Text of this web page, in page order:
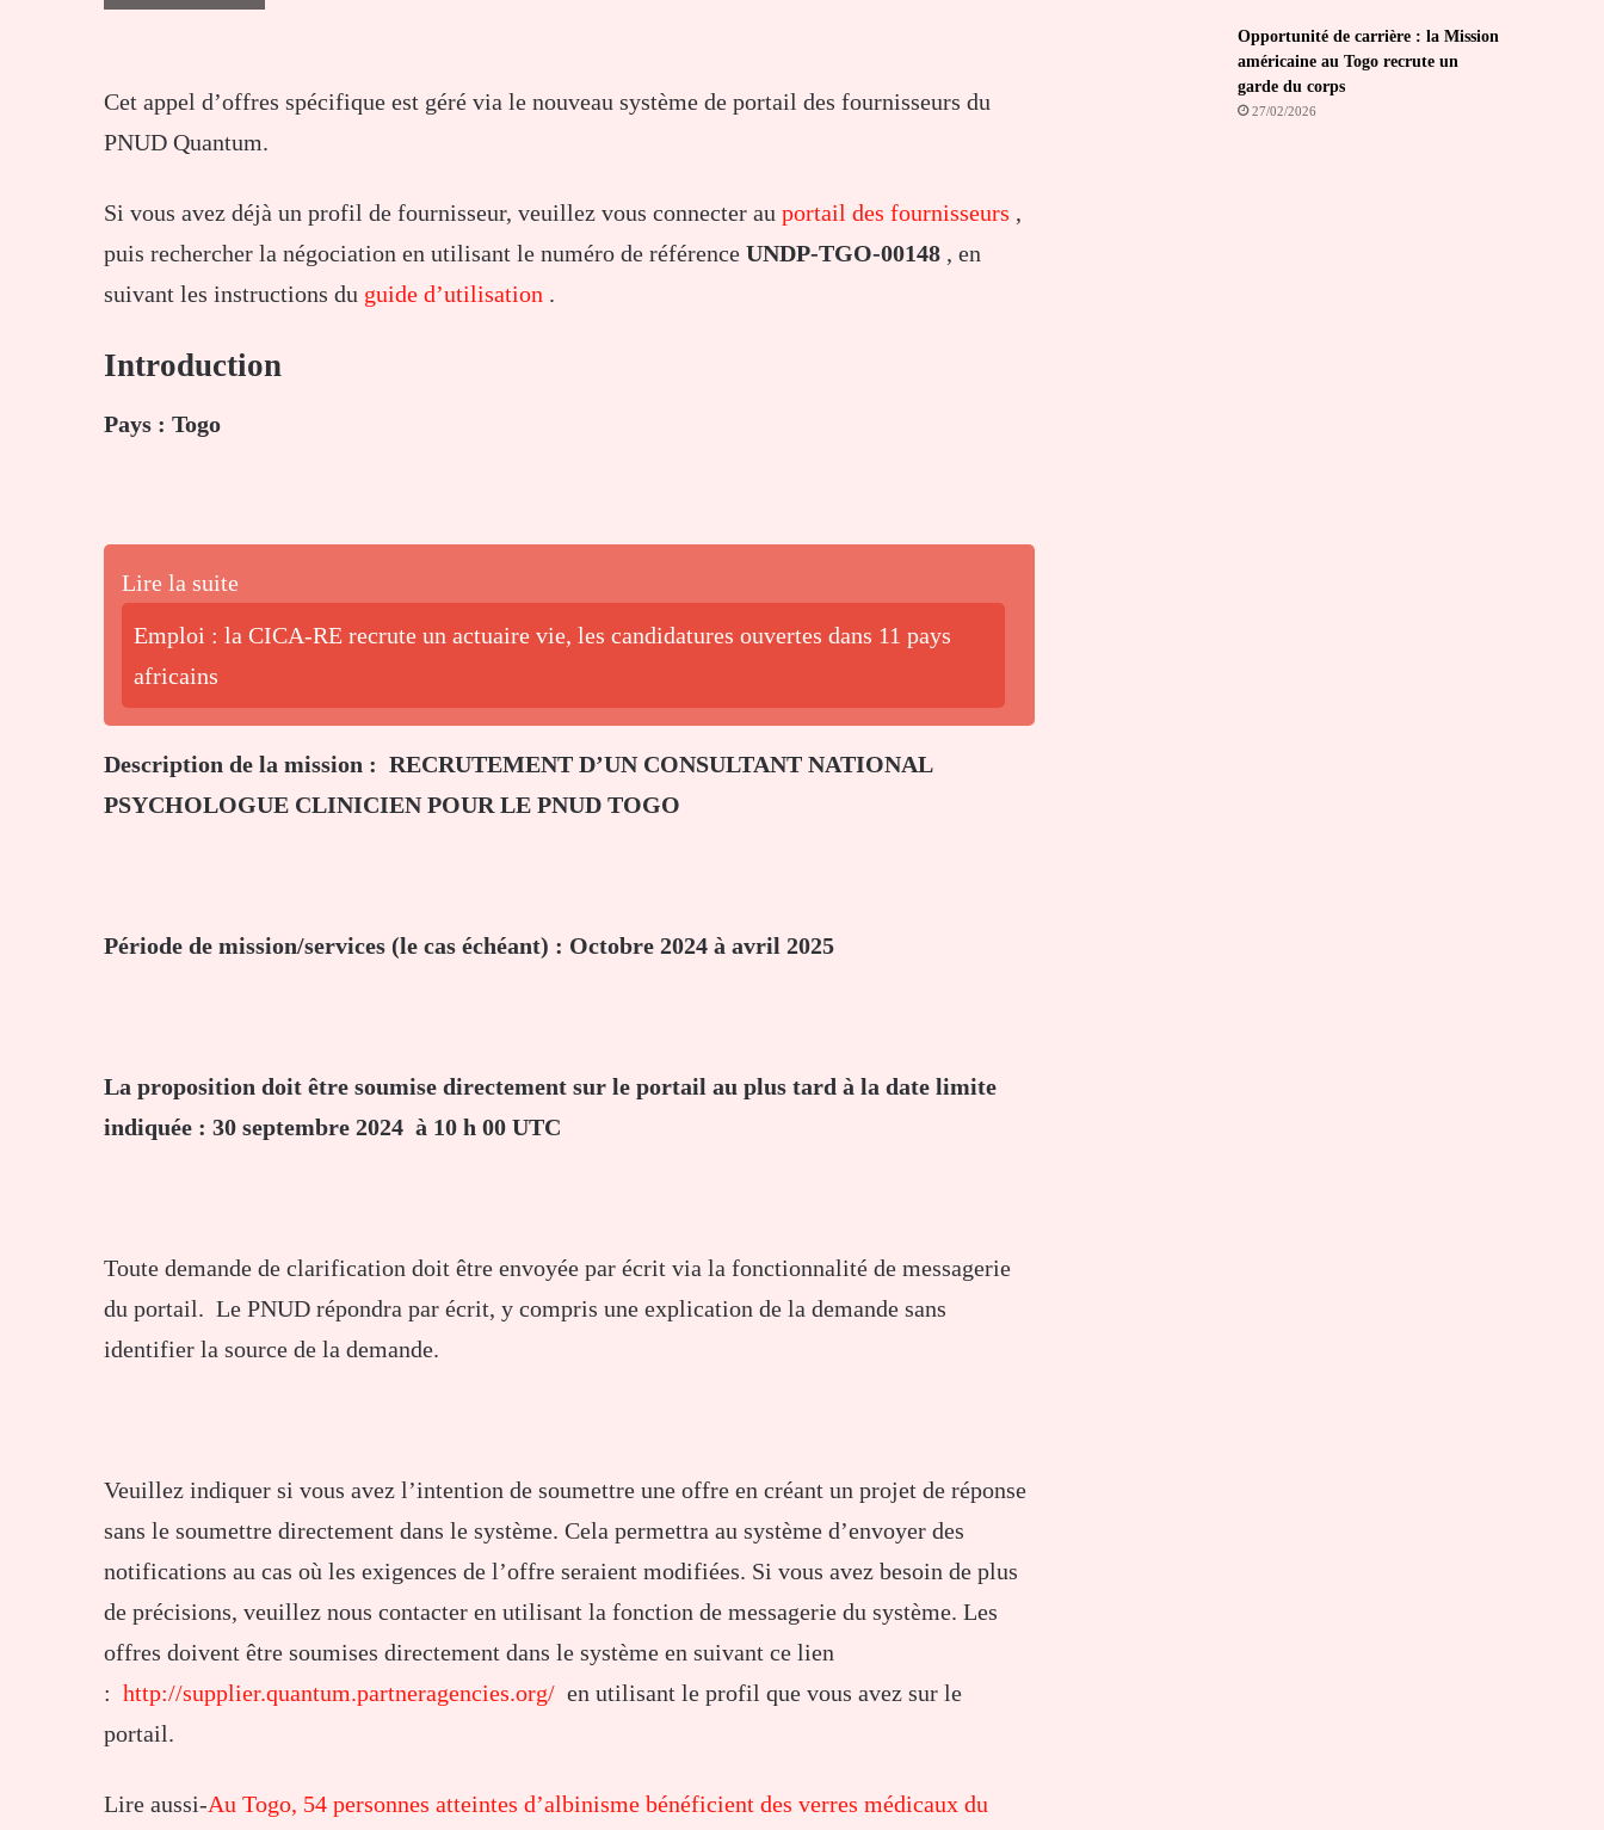
Cet appel d’offres spécifique est géré via le nouveau système de portail des fournisseurs du
PNUD Quantum.
Si vous avez déjà un profil de fournisseur, veuillez vous connecter au portail des fournisseurs ,
puis rechercher la négociation en utilisant le numéro de référence UNDP-TGO-00148 , en
suivant les instructions du guide d’utilisation .
Introduction
Pays : Togo
Lire la suite
Emploi : la CICA-RE recrute un actuaire vie, les candidatures ouvertes dans 11 pays
africains
Description de la mission : RECRUTEMENT D’UN CONSULTANT NATIONAL
PSYCHOLOGUE CLINICIEN POUR LE PNUD TOGO
Période de mission/services (le cas échéant) : Octobre 2024 à avril 2025
La proposition doit être soumise directement sur le portail au plus tard à la date limite
indiquée : 30 septembre 2024 à 10 h 00 UTC
Toute demande de clarification doit être envoyée par écrit via la fonctionnalité de messagerie
du portail. Le PNUD répondra par écrit, y compris une explication de la demande sans
identifier la source de la demande.
Veuillez indiquer si vous avez l’intention de soumettre une offre en créant un projet de réponse
sans le soumettre directement dans le système. Cela permettra au système d’envoyer des
notifications au cas où les exigences de l’offre seraient modifiées. Si vous avez besoin de plus
de précisions, veuillez nous contacter en utilisant la fonction de messagerie du système. Les
offres doivent être soumises directement dans le système en suivant ce lien
: http://supplier.quantum.partneragencies.org/ en utilisant le profil que vous avez sur le
portail.
Lire aussi-Au Togo, 54 personnes atteintes d’albinisme bénéficient des verres médicaux du
Opportunité de carrière : la Mission
américaine au Togo recrute un
garde du corps
27/02/2026